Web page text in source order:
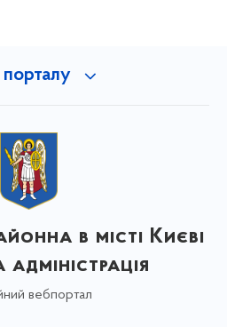
в місті Києві
вебпортал